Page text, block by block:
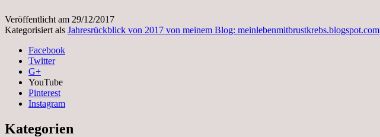
Veröffentlicht am 29/12/2017
Kategorisiert als Jahresrückblick von 2017 von meinem Blog: meinlebenmitbrustkrebs.blogspot.com
Facebook
Twitter
G+
YouTube
Pinterest
Instagram
Kategorien